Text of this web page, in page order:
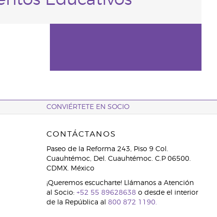
CONVIÉRTETE EN SOCIO
CONTÁCTANOS
Paseo de la Reforma 243, Piso 9 Col.
Cuauhtémoc, Del. Cuauhtémoc. C.P 06500.
CDMX. México
¡Queremos escucharte! Llámanos a Atención
al Socio: +52 55 89628638 o desde el interior
de la República al 800 872 1190.